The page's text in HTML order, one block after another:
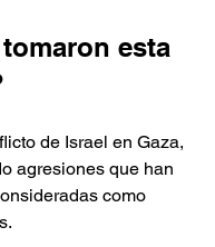
esta
de Israel en Gaza,
agresiones que han
como